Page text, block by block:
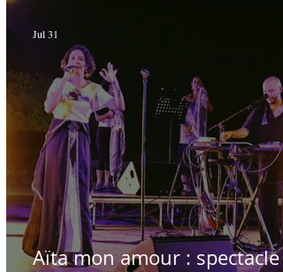
Aïta mon amour : spectacle
Jul 31